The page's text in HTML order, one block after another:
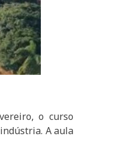
o curso
A aula